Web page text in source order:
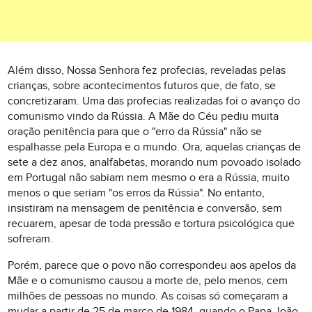
Além disso, Nossa Senhora fez profecias, reveladas pelas
crianças, sobre acontecimentos futuros que, de fato, se
concretizaram. Uma das profecias realizadas foi o avanço do
comunismo vindo da Rússia. A Mãe do Céu pediu muita
oração penitência para que o "erro da Rússia" não se
espalhasse pela Europa e o mundo. Ora, aquelas crianças de
sete a dez anos, analfabetas, morando num povoado isolado
em Portugal não sabiam nem mesmo o era a Rússia, muito
menos o que seriam "os erros da Rússia". No entanto,
insistiram na mensagem de penitência e conversão, sem
recuarem, apesar de toda pressão e tortura psicológica que
sofreram.
Porém, parece que o povo não correspondeu aos apelos da
Mãe e o comunismo causou a morte de, pelo menos, cem
milhões de pessoas no mundo. As coisas só começaram a